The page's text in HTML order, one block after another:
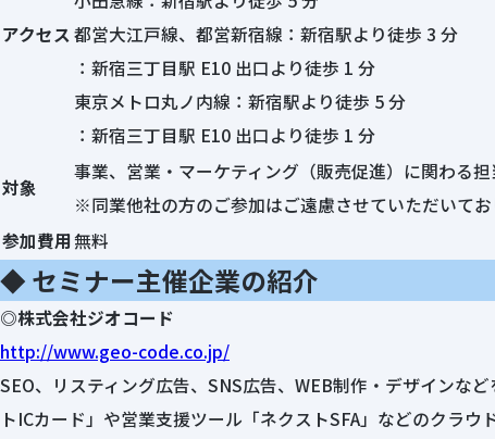
アクセス都営大江戸線、都営新宿線：新宿駅より徒歩 3 分
：新宿三丁目駅 E10 出口より徒歩 1 分
東京メトロ丸ノ内線：新宿駅より徒歩 5 分
：新宿三丁目駅 E10 出口より徒歩 1 分
対象
事業、営業・マーケティング（販売促進）に関わる
※同業他社の方のご参加はご遠慮させていただいてお
参加費用無料
◆ セミナー主催企業の紹介
◎株式会社ジオコード
http://www.geo-code.co.jp/
SEO、リスティング広告、SNS広告、WEB制作・デザインな
トICカード」や営業支援ツール「ネクストSFA」などのクラ